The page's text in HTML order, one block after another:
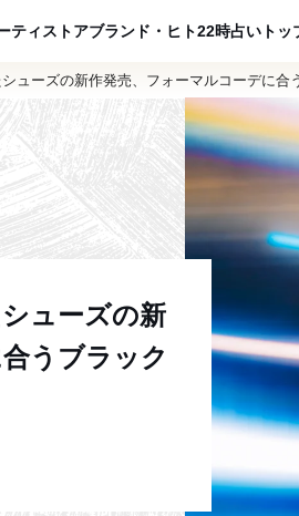
ティ ストアブランド・ヒト22時占い トッ
ューズの新作発売、フォーマルコーデに合
ューズの新
うブラック